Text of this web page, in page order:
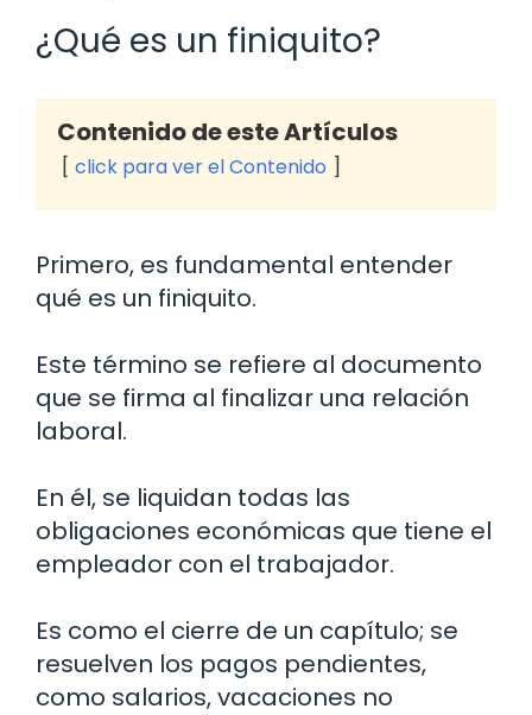
¿Qué es un finiquito?
Contenido de este Artículos
click para ver el Contenido
Primero, es fundamental entender
qué es un finiquito.
Este término se refiere al documento
que se firma al finalizar una relación
laboral.
En él, se liquidan todas las
obligaciones económicas que tiene el
empleador con el trabajador.
Es como el cierre de un capítulo; se
resuelven los pagos pendientes,
como salarios, vacaciones no